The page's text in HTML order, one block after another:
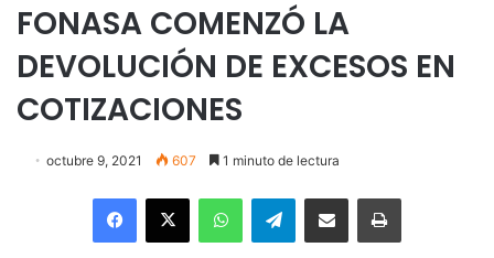
FONASA COMENZÓ LA
DEVOLUCIÓN DE EXCESOS EN
COTIZACIONES
octubre 9, 2021 607 1 minuto de lectura
Facebook
X WhatsAppTelegramEnviar vía email Imprimir